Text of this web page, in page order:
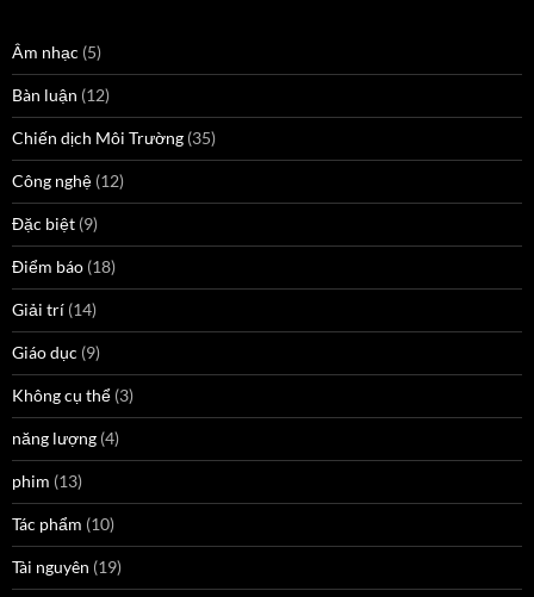
Âm nhạc (5)
Bàn luận (12)
Chiến dịch Môi Trường (35)
Công nghệ (12)
Đặc biệt (9)
Điểm báo (18)
Giải trí (14)
Giáo dục (9)
Không cụ thể (3)
năng lượng (4)
phim (13)
Tác phẩm (10)
Tài nguyên (19)